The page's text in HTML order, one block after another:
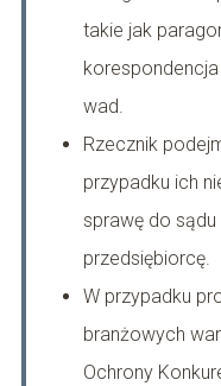
takie jak
wad.
Rzecznik
przypadku ich
sprawę do sądu
przedsiębiorcę.
W przypadku
branżowych
Ochrony